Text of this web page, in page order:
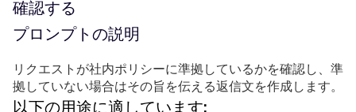
確認する
プロンプトの説明
リクエストが社内ポリシーに準拠しているかを確認し、準
拠していない場合はその旨を伝える返信文を作成します。
以下の用途に適しています: